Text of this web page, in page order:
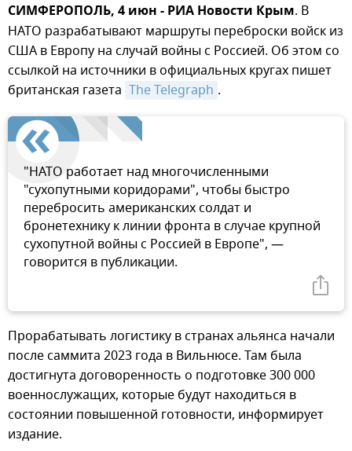
СИМФЕРОПОЛЬ, 4 июн - РИА Новости Крым. В
НАТО разрабатывают маршруты переброски войск из
США в Европу на случай войны с Россией. Об этом со
ссылкой на источники в официальных кругах пишет
британская газета The Telegraph .
"НАТО работает над многочисленными
"сухопутными коридорами", чтобы быстро
перебросить американских солдат и
бронетехнику к линии фронта в случае крупной
сухопутной войны с Россией в Европе", —
говорится в публикации.
Прорабатывать логистику в странах альянса начали
после саммита 2023 года в Вильнюсе. Там была
достигнута договоренность о подготовке 300 000
военнослужащих, которые будут находиться в
состоянии повышенной готовности, информирует
издание.